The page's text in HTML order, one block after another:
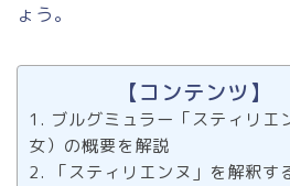
ょう。
【コンテンツ】
ブルグミュラー「スティリエ
女）の概要を解説
「スティリエンヌ」を解釈す